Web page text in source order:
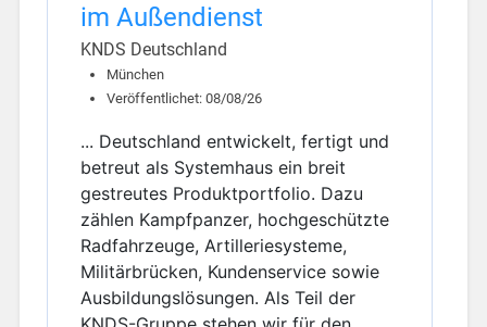
im Außendienst
KNDS Deutschland
München
Veröffentlichet: 08/08/26
... Deutschland entwickelt, fertigt und
betreut als Systemhaus ein breit
gestreutes Produktportfolio. Dazu
zählen Kampfpanzer, hochgeschützte
Radfahrzeuge, Artilleriesysteme,
Militärbrücken, Kundenservice sowie
Ausbildungslösungen. Als Teil der